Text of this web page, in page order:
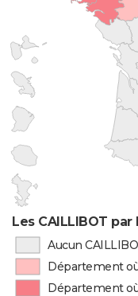
Les CAILLIBOT
Aucun
Département
Département